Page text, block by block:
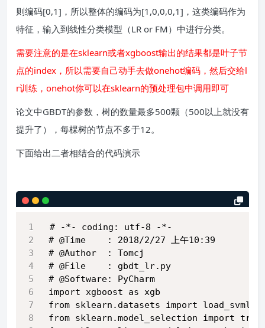
则编码[0,1]，所以整体的编码为[1,0,0,0,1]，这类编码作为
特征，输入到线性分类模型（LR or FM）中进行分类。
需要注意的是在sklearn或者xgboost输出的结果都是叶子节
点的index，所以需要自己动手去做onehot编码，然后交给l
r训练，onehot你可以在sklearn的预处理包中调用即可
论文中GBDT的参数，树的数量最多500颗（500以上就没有
提升了），每棵树的节点不多于12。
下面给出二者相结合的代码演示
# -*- coding: utf-8 -*-
# @Time    : 2018/2/27 上午10:39
# @Author  : Tomcj
# @File    : gbdt_lr.py
# @Software: PyCharm
import xgboost as xgb
from sklearn.datasets import
from sklearn.model_selection import